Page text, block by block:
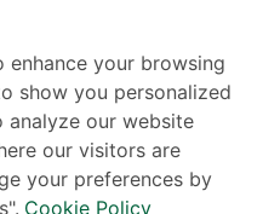
間
日本語対応）
enhance your browsing
show you personalized
our website
our visitors are
your preferences by
Cookie Policy